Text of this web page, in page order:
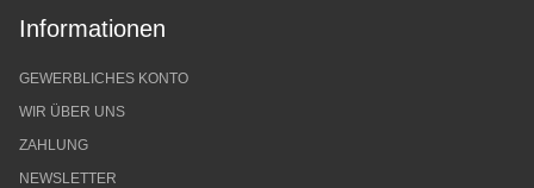
Informationen
GEWERBLICHES KONTO
WIR ÜBER UNS
ZAHLUNG
NEWSLETTER